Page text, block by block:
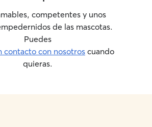
competentes y unos
de las mascotas.
Puedes
contacto con nosotros cuando
quieras.